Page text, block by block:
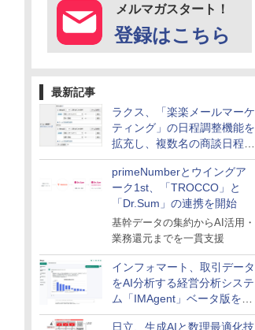
メルマガスタート！
登録はこちら
最新記事
ラクス、「楽楽メールマーケ
ティング」の日程調整機能を
拡充し、複数名の商談日程調
整を効率化
primeNumberとウイングア
ーク1st、「TROCCO」と
「Dr.Sum」の連携を開始
基幹データの集約からAI活用・
業務還元までを一貫支援
インフォマート、取引データ
をAI分析する経営分析システ
ム「IMAgent」ベータ版を提
供
日立、生成AIと数理最適化技